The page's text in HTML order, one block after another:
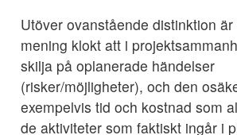
Utöver ovanstående distinktion
mening klokt att i
skilja på oplanerade händelser
(risker/möjligheter), och den
exempelvis tid och kostnad som
de aktiviteter som faktiskt ingår i